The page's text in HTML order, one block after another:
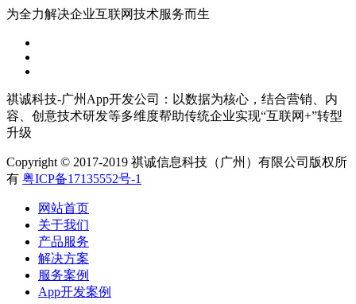
为全力解决企业互联网技术服务而生
祺诚科技-广州App开发公司：以数据为核心，结合营销、内
容、创意技术研发等多维度帮助传统企业实现“互联网+”转型
升级
Copyright © 2017-2019 祺诚信息科技（广州）有限公司版权所
有 粤ICP备17135552号-1
网站首页
关于我们
产品服务
解决方案
服务案例
App开发案例